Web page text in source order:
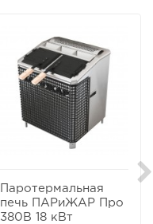
Паротермальная
печь ПАРиЖАР Про
380В 18 кВт